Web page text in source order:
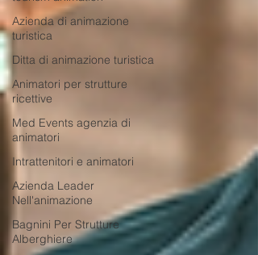
Azienda di animazione
turistica
Ditta di animazione turistica
Animatori per strutture
ricettive
Med Events agenzia di
animatori
Intrattenitori e animatori
Azienda Leader
Nell'animazione
Bagnini Per Strutture
Alberghiere